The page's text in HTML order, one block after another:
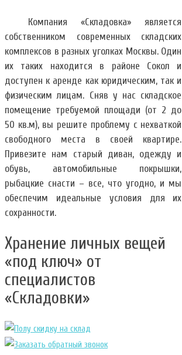
Компания «Складовка» является
собственником современных складских
комплексов в разных уголках Москвы. Один
их таких находится в районе Сокол и
доступен к аренде как юридическим, так и
физическим лицам. Сняв у нас складское
помещение требуемой площади (от 2 до
50 кв.м), вы решите проблему с нехваткой
свободного места в своей квартире.
Привезите нам старый диван, одежду и
обувь, автомобильные покрышки,
рыбацкие снасти – все, что угодно, и мы
обеспечим идеальные условия для их
сохранности.
Хранение личных вещей
«под ключ» от
специалистов
«Складовки»